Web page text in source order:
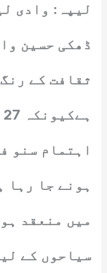
لیپہ: وادی
ڈھکی حسین
ثقافت کے
اہتمام سنو
ہونے جا رہا
میں منعقد
سیاحوں کے